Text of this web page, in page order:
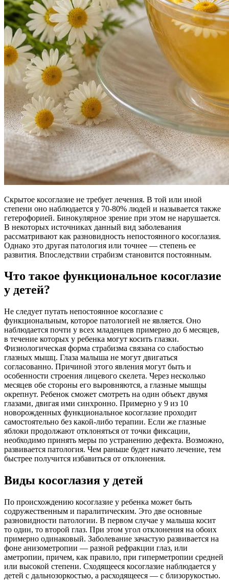
Скрытое косоглазие не требует лечения. В той или иной
степени оно наблюдается у 70-80% людей и называется также
гетерофорией. Бинокулярное зрение при этом не нарушается.
В некоторых источниках данный вид заболевания
рассматривают как разновидность непостоянного косоглазия.
Однако это другая патология или точнее — степень ее
развития. Впоследствии страбизм становится постоянным.
Что такое функциональное косоглазие
у детей?
Не следует путать непостоянное косоглазие с
функциональным, которое патологией не является. Оно
наблюдается почти у всех младенцев примерно до 6 месяцев,
в течение которых у ребенка могут косить глазки.
Физиологическая форма страбизма связана со слабостью
глазных мышц. Глаза малыша не могут двигаться
согласованно. Причиной этого явления могут быть и
особенности строения лицевого скелета. Через несколько
месяцев обе стороны его выровняются, а глазные мышцы
окрепнут. Ребенок сможет смотреть на один объект двумя
глазами, двигая ими синхронно. Примерно у 9 из 10
новорожденных функциональное косоглазие проходит
самостоятельно без какой-либо терапии. Если же глазные
яблоки продолжают отклоняться от точки фиксации,
необходимо принять меры по устранению дефекта. Возможно,
развивается патология. Чем раньше будет начато лечение, тем
быстрее получится избавиться от отклонения.
Виды косоглазия у детей
По происхождению косоглазие у ребенка может быть
содружественным и паралитическим. Это две основные
разновидности патологии. В первом случае у малыша косит
то один, то второй глаз. При этом угол отклонения на обоих
примерно одинаковый. Заболевание зачастую развивается на
фоне анизометропии — разной рефракции глаз, или
аметропии, причем, как правило, при гиперметропии средней
или высокой степени. Сходящееся косоглазие наблюдается у
детей с дальнозоркостью, а расходящееся — с близорукостью.